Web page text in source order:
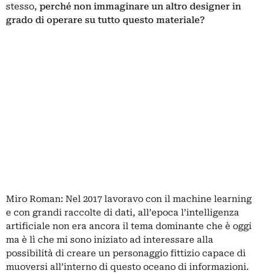
stesso, perché non immaginare un altro designer in
grado di operare su tutto questo materiale?
Miro Roman: Nel 2017 lavoravo con il machine learning
e con grandi raccolte di dati, all’epoca l’intelligenza
artificiale non era ancora il tema dominante che è oggi
ma è lì che mi sono iniziato ad interessare alla
possibilità di creare un personaggio fittizio capace di
muoversi all’interno di questo oceano di informazioni.